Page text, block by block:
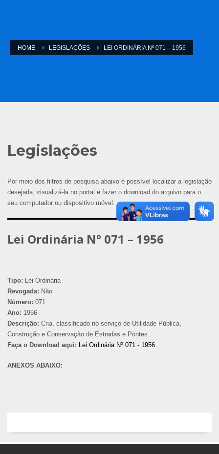
HOME LEGISLAÇÕES LEI ORDINÁRIA Nº 071 – 1956
Legislações
Por meio dos filtros de pesquisa abaixo é possível localizar a legislação
desejada, visualizá-la no portal e fazer o download do arquivo para o
seu computador ou dispositivo móvel.
Lei Ordinária Nº 071 – 1956
Tipo: Lei Ordinária
Revogada: Não
Número: 071
Ano: 1956
Descrição: Cria, classificado no serviço de Utilidade Pública,
Construção e Conservação de Estradas e Pontes.
Faça o Download aqui: Lei Ordinária Nº 071 - 1956
ANEXOS ABAIXO: